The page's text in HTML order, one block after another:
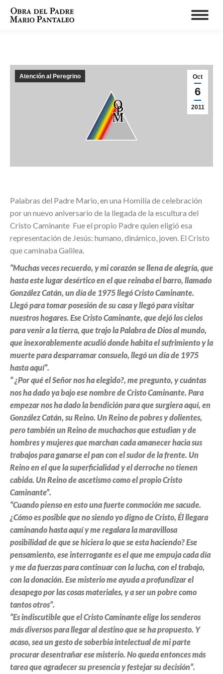
Oct
6
2011
Atención al Peregrino
Palabras del Padre Mario, en una Homilía de celebración
por un nuevo aniversario de la llegada de la escultura del
Cristo Caminante Fue el propio Padre quien eligió esa
representación de Jesús: humano, dinámico, joven. El Cristo
que caminaba Galilea.
“Muchas veces recuerdo, y mi corazón se llena de alegría, que
hasta este lugar desértico en el que reinaba el barro, llamado
González Catán, un día de 1975 llegó Cristo Caminante.
Llegó para tomar posesión de su casa y llegó para visitar
nuestros hogares. Ese Cristo Caminante, que dejó los cielos
para venir a la tierra, que trajo la Palabra de Dios al mundo,
que inexorablemente acudió donde habita el sufrimiento y la
muerte para desparramar consuelo, llegó un día de 1975
hasta aquí”.
” ¿Por qué el Señor nos ha elegido?, me pregunto, y cuántas
nos ha dado ya bajo ese nombre de Cristo Caminante. Para
empezar nos ha dado la bendición para que surgiera aquí, en
González Catán, su Reino. Un Reino de pobres y dolientes,
pero también un Reino de muchachos que estudian y de
hombres y mujeres que marchan cada amanecer hacia sus
trabajos para ganarse el pan con el sudor de la frente. Un
Reino en el que la superficialidad y el derroche no tienen
cabida. Un Reino de ascetismo como el propio Cristo
Caminante”.
“Cuando pienso en esto una fuerte conmoción me sacude.
¿Cómo es posible que no siendo yo digno de Cristo, Él llegara
caminando hasta aquí y me regalara la maravillosa
posibilidad de que se hiciera lo que se esta haciendo? Ese
pensamiento, ese interrogante es el que me empuja cada día
y me da fuerzas para continuar con la lucha, con el trabajo,
con la donación. Ese misterio me ayuda a profundizar el
desapego por las cosas materiales, y a ser un pobre como
tantos otros”.
“Es indiscutible que el Cristo Caminante elige los senderos
más diversos para llegar al destino que se ha propuesto. Y
acaso, sea un gesto de soberbia intelectual de mi parte
procurar desentrañar ese misterio. No queda entonces más
tarea que agradecer su presencia y festejar su decisión”.